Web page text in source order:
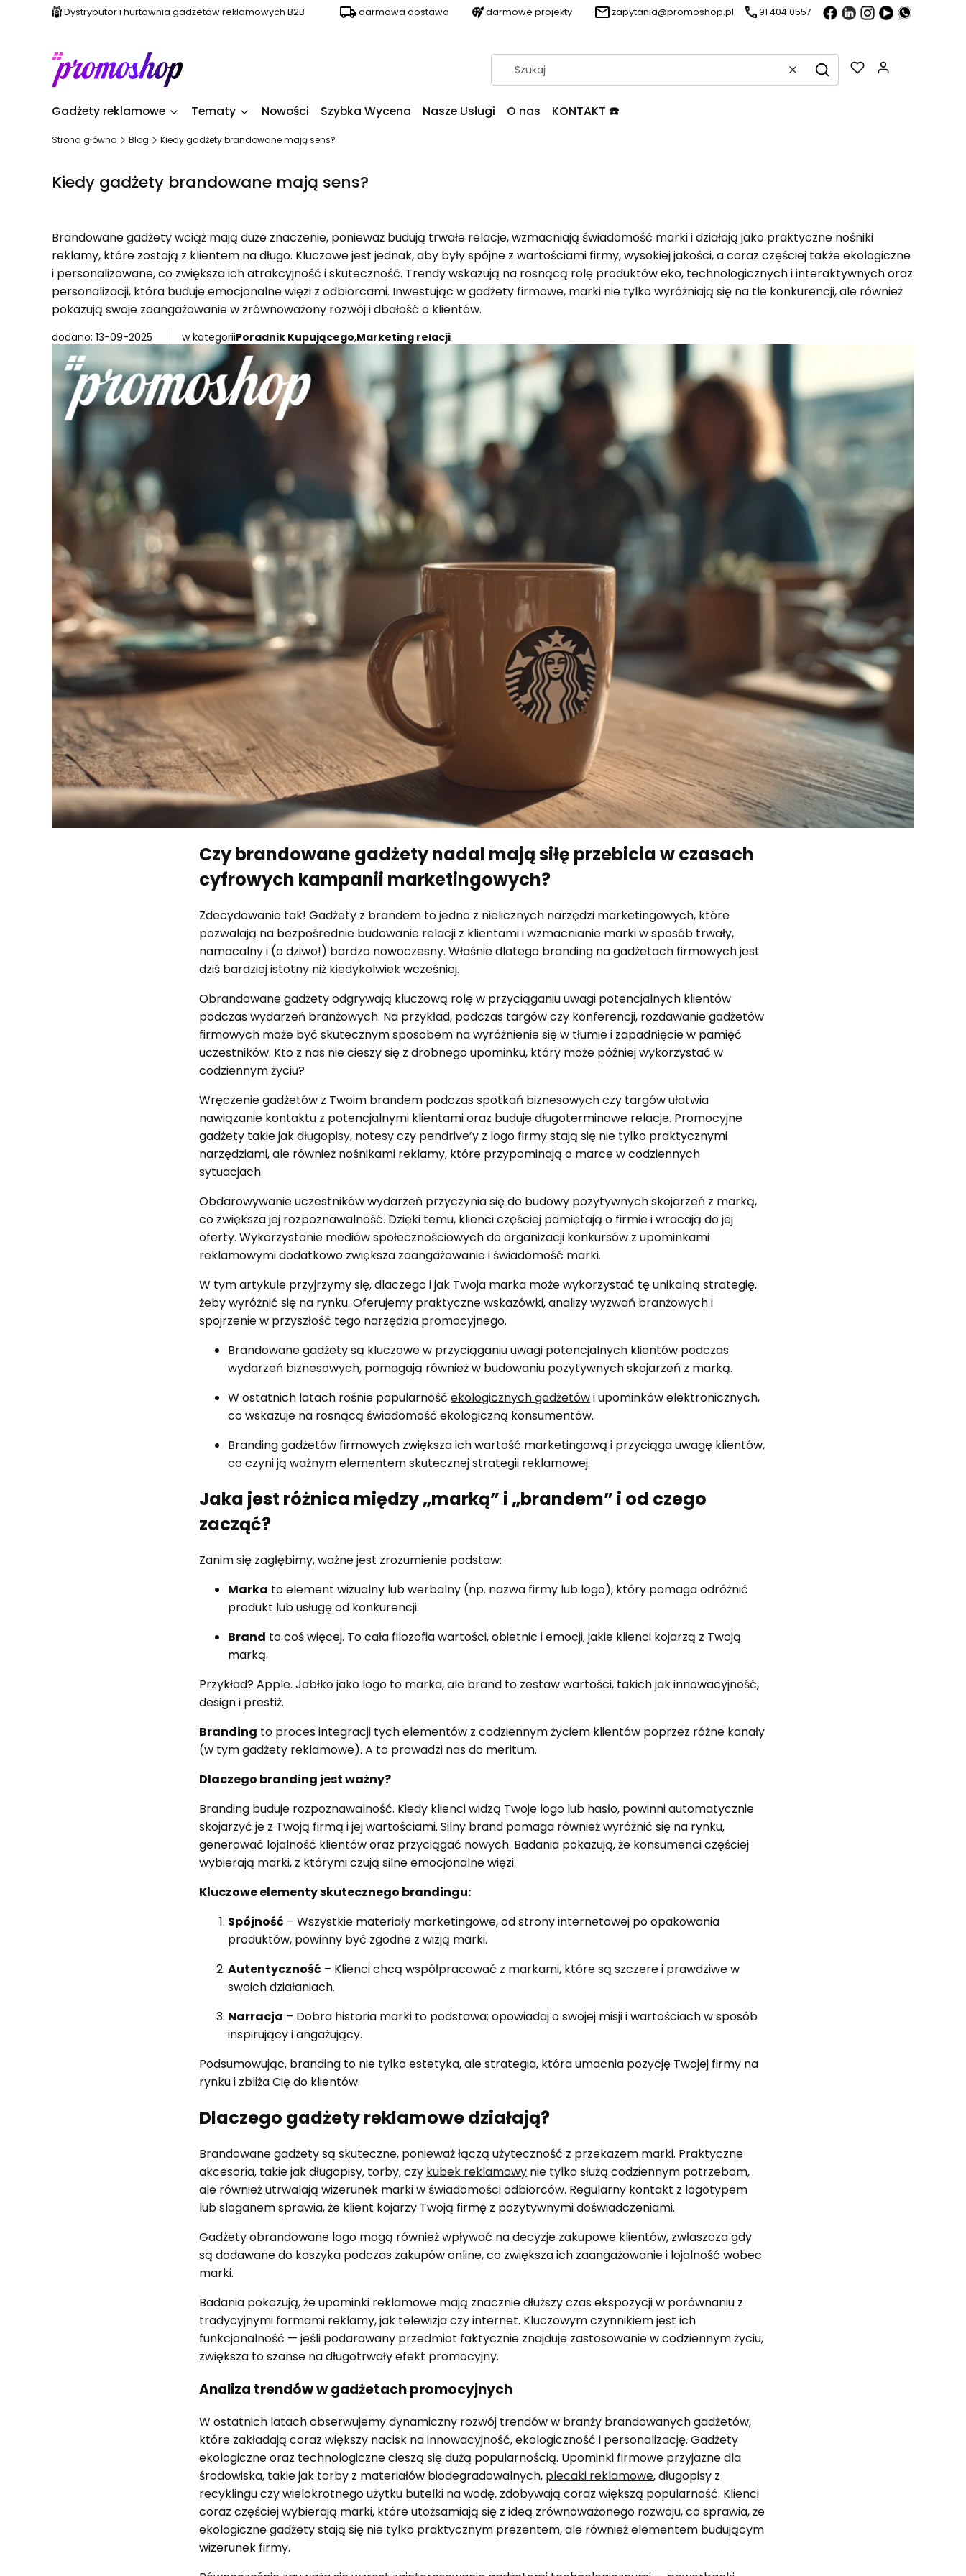
Dystrybutor i hurtownia gadżetów reklamowych B2B darmowa dostawa darmowe projekty zapytania@promoshop.pl 91 404 0557
WyczyśćSzukaj
Gadżety reklamowe Tematy Nowości Szybka Wycena Nasze Usługi O nas KONTAKT ☎️
Strona główna Blog Kiedy gadżety brandowane mają sens?
Kiedy gadżety brandowane mają sens?
Brandowane gadżety wciąż mają duże znaczenie, ponieważ budują trwałe relacje, wzmacniają świadomość marki i działają jako praktyczne nośniki
reklamy, które zostają z klientem na długo. Kluczowe jest jednak, aby były spójne z wartościami firmy, wysokiej jakości, a coraz częściej także ekologiczne
i personalizowane, co zwiększa ich atrakcyjność i skuteczność. Trendy wskazują na rosnącą rolę produktów eko, technologicznych i interaktywnych oraz
personalizacji, która buduje emocjonalne więzi z odbiorcami. Inwestując w gadżety firmowe, marki nie tylko wyróżniają się na tle konkurencji, ale również
pokazują swoje zaangażowanie w zrównoważony rozwój i dbałość o klientów.
dodano: 13-09-2025 w kategoriiPoradnik Kupującego,Marketing relacji
Czy brandowane gadżety nadal mają siłę przebicia w czasach
cyfrowych kampanii marketingowych?
Zdecydowanie tak! Gadżety z brandem to jedno z nielicznych narzędzi marketingowych, które
pozwalają na bezpośrednie budowanie relacji z klientami i wzmacnianie marki w sposób trwały,
namacalny i (o dziwo!) bardzo nowoczesny. Właśnie dlatego branding na gadżetach firmowych jest
dziś bardziej istotny niż kiedykolwiek wcześniej.
Obrandowane gadżety odgrywają kluczową rolę w przyciąganiu uwagi potencjalnych klientów
podczas wydarzeń branżowych. Na przykład, podczas targów czy konferencji, rozdawanie gadżetów
firmowych może być skutecznym sposobem na wyróżnienie się w tłumie i zapadnięcie w pamięć
uczestników. Kto z nas nie cieszy się z drobnego upominku, który może później wykorzystać w
codziennym życiu?
Wręczenie gadżetów z Twoim brandem podczas spotkań biznesowych czy targów ułatwia
nawiązanie kontaktu z potencjalnymi klientami oraz buduje długoterminowe relacje. Promocyjne
gadżety takie jakdługopisy, notesyczy pendrive’y z logo firmystają się nie tylko praktycznymi
narzędziami, ale również nośnikami reklamy, które przypominają o marce w codziennych
sytuacjach.
Obdarowywanie uczestników wydarzeń przyczynia się do budowy pozytywnych skojarzeń z marką,
co zwiększa jej rozpoznawalność. Dzięki temu, klienci częściej pamiętają o firmie i wracają do jej
oferty. Wykorzystanie mediów społecznościowych do organizacji konkursów z upominkami
reklamowymi dodatkowo zwiększa zaangażowanie i świadomość marki.
W tym artykule przyjrzymy się, dlaczego i jak Twoja marka może wykorzystać tę unikalną strategię,
żeby wyróżnić się na rynku. Oferujemy praktyczne wskazówki, analizy wyzwań branżowych i
spojrzenie w przyszłość tego narzędzia promocyjnego.
Brandowane gadżety są kluczowe w przyciąganiu uwagi potencjalnych klientów podczas
wydarzeń biznesowych, pomagają również w budowaniu pozytywnych skojarzeń z marką.
W ostatnich latach rośnie popularnośćekologicznych gadżetówi upominków elektronicznych,
co wskazuje na rosnącą świadomość ekologiczną konsumentów.
Branding gadżetów firmowych zwiększa ich wartość marketingową i przyciąga uwagę klientów,
co czyni ją ważnym elementem skutecznej strategii reklamowej.
Jaka jest różnica między „marką” i „brandem” i od czego
zacząć?
Zanim się zagłębimy, ważne jest zrozumienie podstaw:
Marka to element wizualny lub werbalny (np. nazwa firmy lub logo), który pomaga odróżnić
produkt lub usługę od konkurencji.
Brand to coś więcej. To cała filozofia wartości, obietnic i emocji, jakie klienci kojarzą z Twoją
marką.
Przykład? Apple. Jabłko jako logo to marka, ale brand to zestaw wartości, takich jak innowacyjność,
design i prestiż.
Branding to proces integracji tych elementów z codziennym życiem klientów poprzez różne kanały
(w tym gadżety reklamowe). A to prowadzi nas do meritum.
Dlaczego branding jest ważny?
Branding buduje rozpoznawalność. Kiedy klienci widzą Twoje logo lub hasło, powinni automatycznie
skojarzyć je z Twoją firmą i jej wartościami. Silny brand pomaga również wyróżnić się na rynku,
generować lojalność klientów oraz przyciągać nowych. Badania pokazują, że konsumenci częściej
wybierają marki, z którymi czują silne emocjonalne więzi.
Kluczowe elementy skutecznego brandingu:
Spójność – Wszystkie materiały marketingowe, od strony internetowej po opakowania
produktów, powinny być zgodne z wizją marki.
Autentyczność – Klienci chcą współpracować z markami, które są szczere i prawdziwe w
swoich działaniach.
Narracja – Dobra historia marki to podstawa; opowiadaj o swojej misji i wartościach w sposób
inspirujący i angażujący.
Podsumowując, branding to nie tylko estetyka, ale strategia, która umacnia pozycję Twojej firmy na
rynku i zbliża Cię do klientów.
Dlaczego gadżety reklamowe działają?
Brandowane gadżety są skuteczne, ponieważ łączą użyteczność z przekazem marki. Praktyczne
akcesoria, takie jak długopisy, torby, czy kubek reklamowy nie tylko służą codziennym potrzebom,
ale również utrwalają wizerunek marki w świadomości odbiorców. Regularny kontakt z logotypem
lub sloganem sprawia, że klient kojarzy Twoją firmę z pozytywnymi doświadczeniami.
Gadżety obrandowane logo mogą również wpływać na decyzje zakupowe klientów, zwłaszcza gdy
są dodawane do koszyka podczas zakupów online, co zwiększa ich zaangażowanie i lojalność wobec
marki.
Badania pokazują, że upominki reklamowe mają znacznie dłuższy czas ekspozycji w porównaniu z
tradycyjnymi formami reklamy, jak telewizja czy internet. Kluczowym czynnikiem jest ich
funkcjonalność — jeśli podarowany przedmiot faktycznie znajduje zastosowanie w codziennym życiu,
zwiększa to szanse na długotrwały efekt promocyjny.
Analiza trendów w gadżetach promocyjnych
W ostatnich latach obserwujemy dynamiczny rozwój trendów w branży brandowanych gadżetów,
które zakładają coraz większy nacisk na innowacyjność, ekologiczność i personalizację. Gadżety
ekologiczne oraz technologiczne cieszą się dużą popularnością. Upominki firmowe przyjazne dla
środowiska, takie jak torby z materiałów biodegradowalnych, plecaki reklamowe, długopisy z
recyklingu czy wielokrotnego użytku butelki na wodę, zdobywają coraz większą popularność. Klienci
coraz częściej wybierają marki, które utożsamiają się z ideą zrównoważonego rozwoju, co sprawia, że
ekologiczne gadżety stają się nie tylko praktycznym prezentem, ale również elementem budującym
wizerunek firmy.